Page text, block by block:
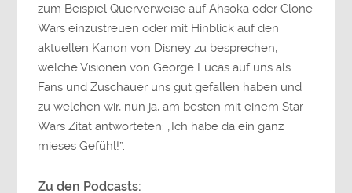
zum Beispiel Querverweise auf Ahsoka oder Clone
Wars einzustreuen oder mit Hinblick auf den
aktuellen Kanon von Disney zu besprechen,
welche Visionen von George Lucas auf uns als
Fans und Zuschauer uns gut gefallen haben und
zu welchen wir, nun ja, am besten mit einem Star
Wars Zitat antworteten: „Ich habe da ein ganz
mieses Gefühl!”.
Zu den Podcasts: